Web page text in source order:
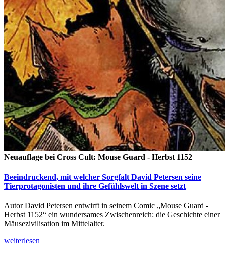
Neuauflage bei Cross Cult: Mouse Guard - Herbst 1152
Beeindruckend, mit welcher Sorgfalt David Petersen seine
Tierprotagonisten und ihre Gefühlswelt in Szene setzt
Autor David Petersen entwirft in seinem Comic „Mouse Guard -
Herbst 1152“ ein wundersames Zwischenreich: die Geschichte einer
Mäusezivilisation im Mittelalter.
weiterlesen